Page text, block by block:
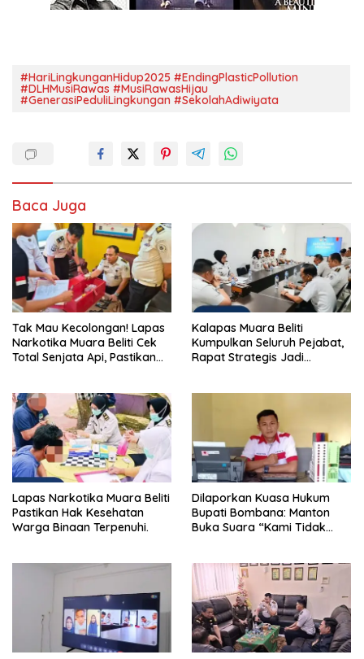
#HariLingkunganHidup2025 #EndingPlasticPollution
#DLHMusiRawas #MusiRawasHijau
#GenerasiPeduliLingkungan #SekolahAdiwiyata
Baca Juga
Tak Mau Kecolongan! Lapas
Narkotika Muara Beliti Cek
Total Senjata Api, Pastikan
Kalapas Muara Beliti
Kumpulkan Seluruh Pejabat,
Rapat Strategis Jadi
Lapas Narkotika Muara Beliti
Pastikan Hak Kesehatan
Warga Binaan Terpenuhi.
Dilaporkan Kuasa Hukum
Bupati Bombana: Manton
Buka Suara “Kami Tidak